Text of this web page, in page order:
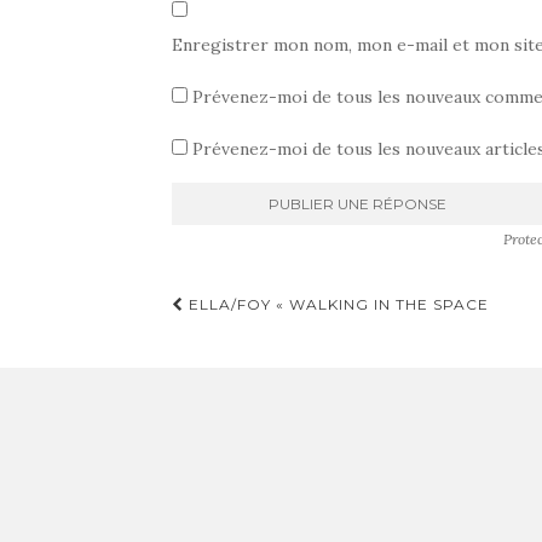
Enregistrer mon nom, mon e-mail et mon
Prévenez-moi de tous les nouveaux
Prévenez-moi de tous les nouveaux
Pagination
ELLA/FOY « WALKING IN THE SPACE